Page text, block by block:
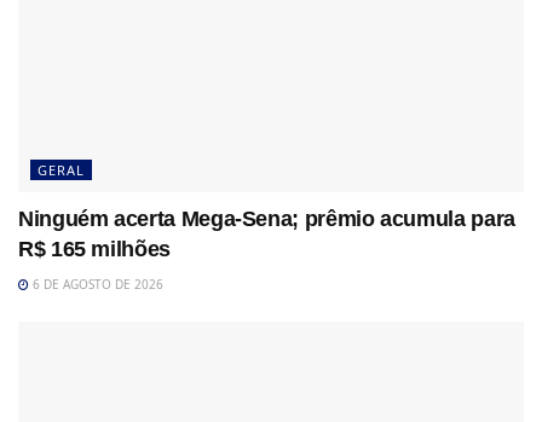
GERAL
Ninguém acerta Mega-Sena; prêmio acumula para
R$ 165 milhões
6 DE AGOSTO DE 2026